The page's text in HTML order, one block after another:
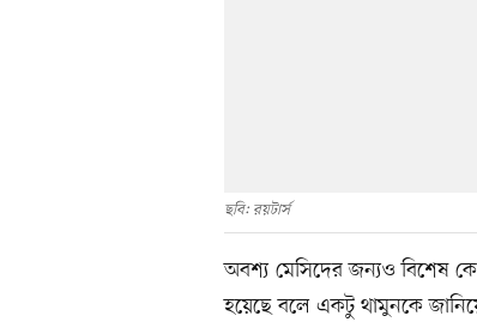
ছবি: রয়টার্স
অবশ্য মেসিদের জন্যও বিশেষ
হয়েছে বলে একটু থামুনকে